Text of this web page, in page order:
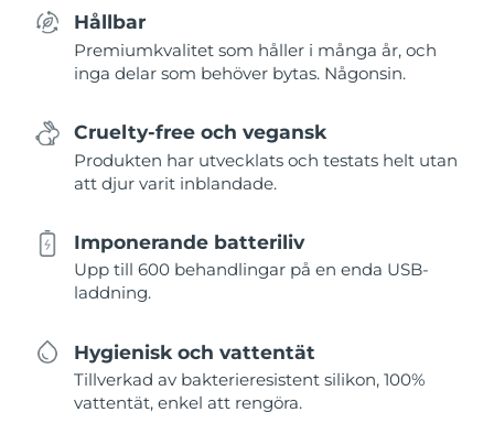
Hållbar
Premiumkvalitet som håller i många år, och
inga delar som behöver bytas. Någonsin.
Cruelty-free och vegansk
Produkten har utvecklats och testats helt utan
att djur varit inblandade.
Imponerande batteriliv
Upp till 600 behandlingar på en enda USB-
laddning.
Hygienisk och vattentät
Tillverkad av bakterieresistent silikon, 100%
vattentät, enkel att rengöra.